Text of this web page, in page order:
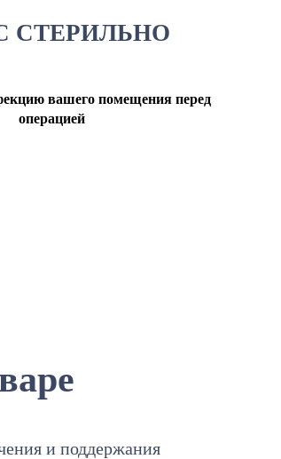
СТЕРИЛЬНО
вашего помещения перед
операцией
и поддержания